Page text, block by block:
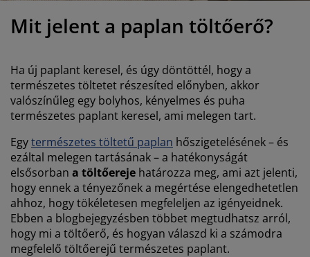
bútorok
matracok
és kiegészítők
világítás
kiegészítők
Mit jelent a paplan töltőerő?
Ha új paplant keresel, és úgy döntöttél, hogy a
természetes töltetet részesíted előnyben, akkor
valószínűleg egy bolyhos, kényelmes és puha
természetes paplant keresel, ami melegen tart.
Egytermészetes töltetű paplan hőszigetelésének – és
ezáltal melegen tartásának – a hatékonyságát
elsősorban a töltőereje határozza meg, ami azt jelenti,
hogy ennek a tényezőnek a megértése elengedhetetlen
ahhoz, hogy tökéletesen megfeleljen az igényeidnek.
Ebben a blogbejegyzésben többet megtudhatsz arról,
hogy mi a töltőerő, és hogyan válaszd ki a számodra
megfelelő töltőerejű természetes paplant.